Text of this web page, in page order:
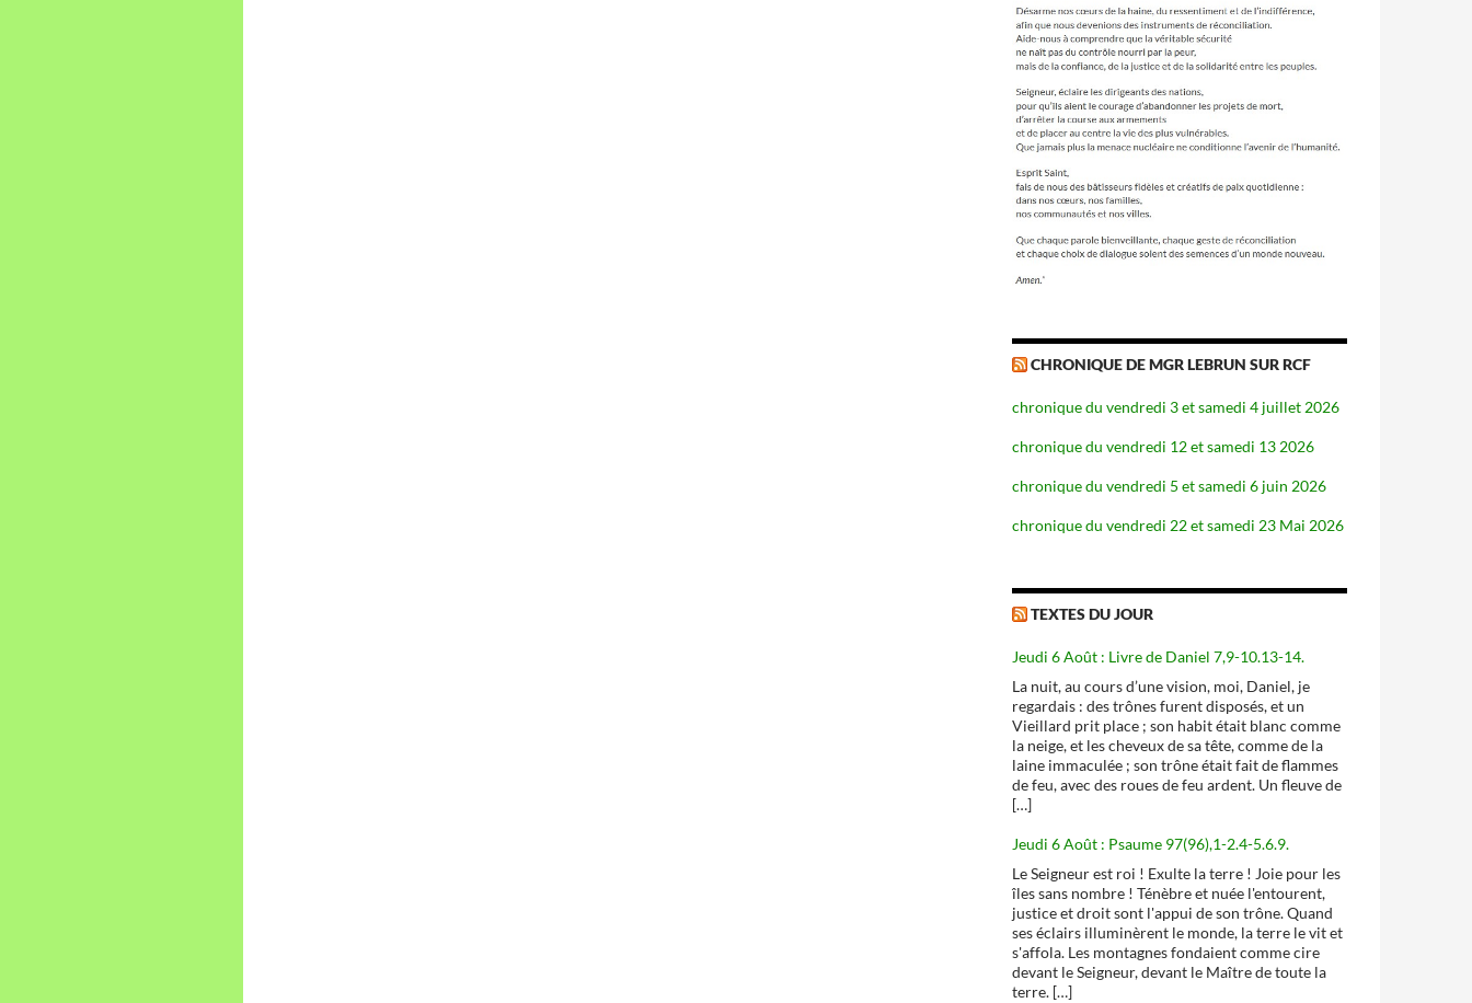
CHRONIQUE DE MGR LEBRUN SUR RCF
chronique du vendredi 3 et samedi 4 juillet 2026
chronique du vendredi 12 et samedi 13 2026
chronique du vendredi 5 et samedi 6 juin 2026
chronique du vendredi 22 et samedi 23 Mai 2026
TEXTES DU JOUR
Jeudi 6 Août : Livre de Daniel 7,9-10.13-14.
La nuit, au cours d’une vision, moi, Daniel, je
regardais : des trônes furent disposés, et un
Vieillard prit place ; son habit était blanc comme
la neige, et les cheveux de sa tête, comme de la
laine immaculée ; son trône était fait de flammes
de feu, avec des roues de feu ardent. Un fleuve de
[…]
Jeudi 6 Août : Psaume 97(96),1-2.4-5.6.9.
Le Seigneur est roi ! Exulte la terre ! Joie pour les
îles sans nombre ! Ténèbre et nuée l'entourent,
justice et droit sont l'appui de son trône. Quand
ses éclairs illuminèrent le monde, la terre le vit et
s'affola. Les montagnes fondaient comme cire
devant le Seigneur, devant le Maître de toute la
terre. […]